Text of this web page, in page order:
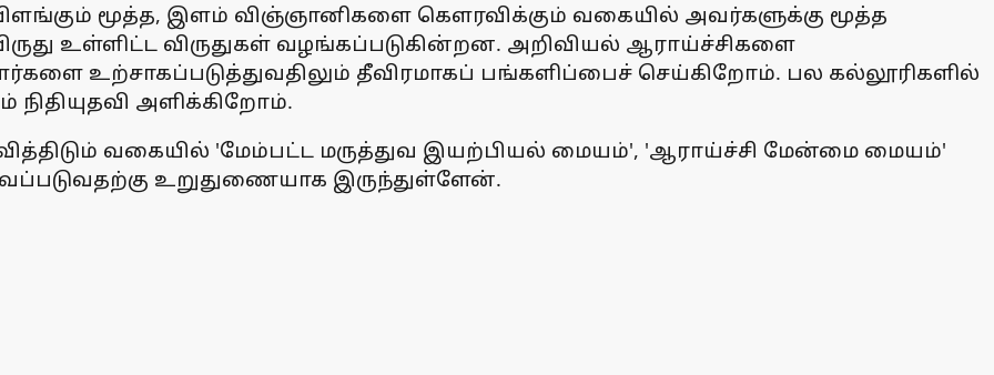
மூத்த, இளம் விஞ்ஞானிகளை கெளரவிக்கும் வகையில் அவர்களுக்கு மூத்த
உள்ளிட்ட விருதுகள் வழங்கப்படுகின்றன. அறிவியல் ஆராய்ச்சிகளை
உற்சாகப்படுத்துவதிலும் தீவிரமாகப் பங்களிப்பைச் செய்கிறோம். பல கல்லூரிகளில்
நிதியுதவி அளிக்கிறோம்.
வகையில் 'மேம்பட்ட மருத்துவ இயற்பியல் மையம்', 'ஆராய்ச்சி மேன்மை மையம்'
உறுதுணையாக இருந்துள்ளேன்.